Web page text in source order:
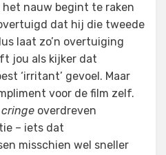
nauw begint te raken
dat hij die tweede
laat zo’n overtuiging
jou als kijker dat
‘irritant’ gevoel. Maar
voor de film zelf.
cringe overdreven
– iets dat
misschien wel sneller